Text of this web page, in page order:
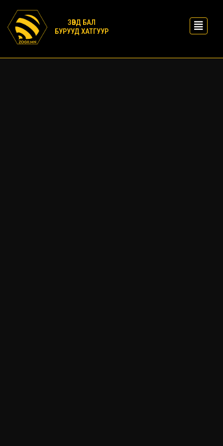
ЗӨВД БАЛ
БУРУУД ХАТГУУР